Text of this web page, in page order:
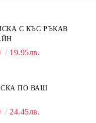
С КЪС РЪКАВ
19.95лв.
ПО ВАШ
24.45лв.